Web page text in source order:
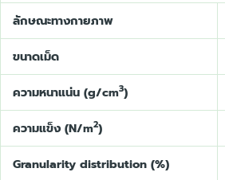
ลักษณะทางกายภาพ
ขนาดเม็ด
ความหนาแน่น (g/cm3)
ความแข็ง (N/m2)
Granularity distribution (%)